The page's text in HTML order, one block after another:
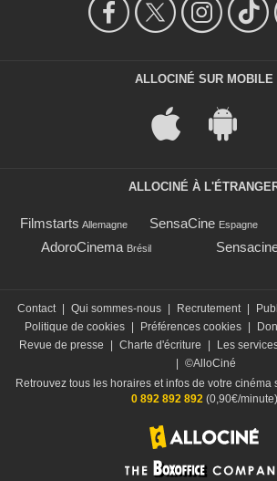
ALLOCINÉ SUR MOBILE
ALLOCINÉ À
Filmstarts Allemagne SensaCine Espagne
AdoroCinema Brésil
Contact Qui sommes-nous Recrutement
Politique de cookies
Préférences cookies
Revue de presse
Charte d'écriture Les
©AlloCiné
Retrouvez tous les horaires et infos de votre cinéma
0 892 892 892(0,90€/minute)